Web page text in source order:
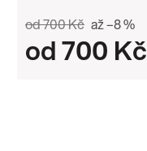
od 700 Kč až –8 %
od700 Kč